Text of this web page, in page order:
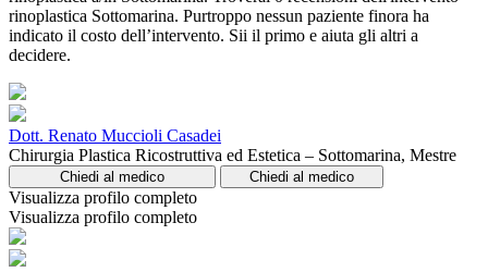
rinoplastica Sottomarina. Purtroppo nessun paziente finora ha
indicato il costo dell’intervento. Sii il primo e aiuta gli altri a
decidere.
Dott. Renato Muccioli Casadei
Chirurgia Plastica Ricostruttiva ed Estetica – Sottomarina, Mestre
Chiedi al medico Chiedi al medico
Visualizza profilo completo
Visualizza profilo completo